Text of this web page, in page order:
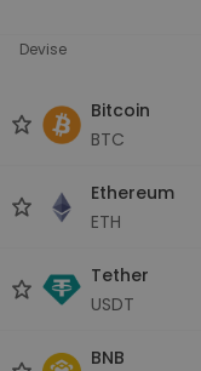
Devise
Bitcoin
BTC
Ethereum
ETH
Tether
USDT
BNB